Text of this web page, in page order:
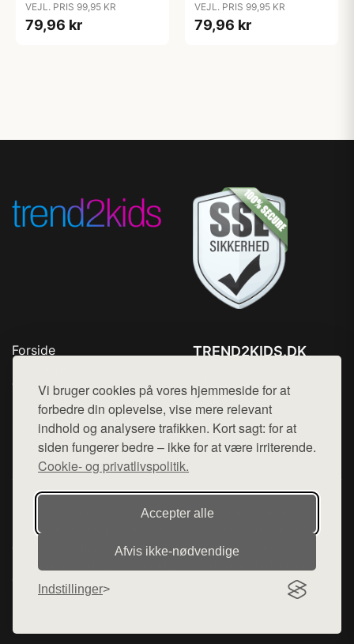
Vi bruger cookies på vores hjemmeside for at
forbedre din oplevelse, vise mere relevant
indhold og analysere trafikken. Kort sagt: for at
siden fungerer bedre – ikke for at være irriterende.
Cookie- og privatlivspolitik.
Accepter alle
Afvis ikke‑nødvendige
Indstillinger
Sage/Cloud
VEJL. PRIS 99,95 KR
79,96 kr
Vanilla/Dark Oak
VEJL. PRIS 99,95 KR
79,96 kr
Forside
Top Rabatter
Blog
Kontakt
TREND2KIDS.DK
Mail: hej@want.dk
Cookie- og privatlivspolitik
Denne side er en del af want.dk, der udgiver en række
hjemmesider med præsentation af forskellige produkter fra
diverse webshops. Der sælges ikke varer fra denne side - vi
henviser til de shops, som sælger varen. Vi har heller ikke
varerne på lager.